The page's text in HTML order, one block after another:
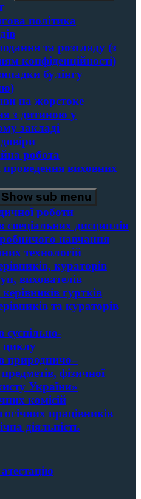
політика
та розгляду (з
конфіденційності)
булінгу
на жорстоке
з дитиною у
закладі
робота
виховних
Show sub menu
роботи
дисциплін
навчання
технологій
кураторів
вихователів
гуртків
та кураторів
циклу
природничо–
фізичної
України»
комісій
працівників
діяльність